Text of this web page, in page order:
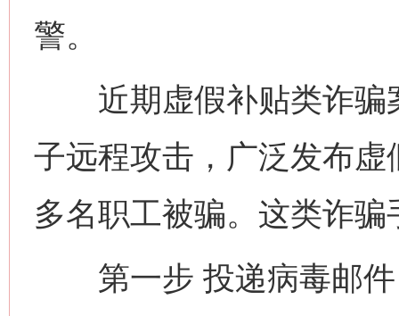
警。
近期虚假补贴类诈骗
子远程攻击，广泛发布
多名职工被骗。这类诈
第一步 投递病毒邮件